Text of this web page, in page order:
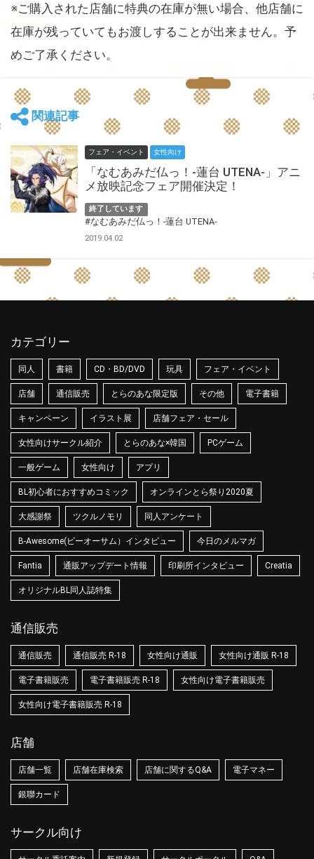
※ご購入された店舗に特典の在庫が無い場合、他店舗に
在庫が残っていてもお渡しすることが出来ません。予
めご了承ください。
関連記事
フェア・イベント 女性向け
「なむあみだ仏っ！-蓮台 UTENA-」アニ
メ放映記念フェア開催決定！
終了しています
#なむあみだ仏っ！-蓮台 UTENA-
2019.04.02
カテゴリー
同人 書籍 CD・BD/DVD 玩具 フェア・イベント
店舗 通信販売 とらのあな限定版 その他 電子書籍
キャンペーン イラスト展 店舗フェア・セール
女性向けサークル紹介 とらのあな×韓国 PCゲーム
一般ゲーム 女性向け アプリ
BL初心者におすすめコミック オンラインとら祭り2020夏
大感謝祭 ツクルノモリ 同人アンケート
B-Awesome(ビーオーサム）インタビュー 今日のメルマガ
Fantia 通販アップデート情報 印刷所インタビュー Creatia
オリジナルBL同人誌特集
通信販売
通信販売 通信販売 R-18 女性向け通販 女性向け通販 R-18
電子書籍販売 電子書籍販売 R-18 女性向け電子書籍販売
女性向け電子書籍販売 R-18
店舗
店舗一覧 店舗在庫検索 店舗に関するQ&A 電子マネー
銀聯カード
サークル向け